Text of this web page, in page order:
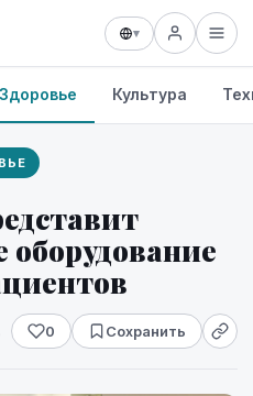
▾
Здоровье Культура
0 Сохранить